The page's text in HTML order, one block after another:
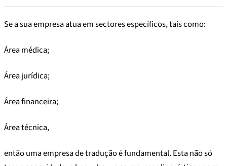
Se a sua empresa atua em sectores específicos, tais como:
Área médica;
Área jurídica;
Área financeira;
Área técnica,
então uma empresa de tradução é fundamental. Esta não só